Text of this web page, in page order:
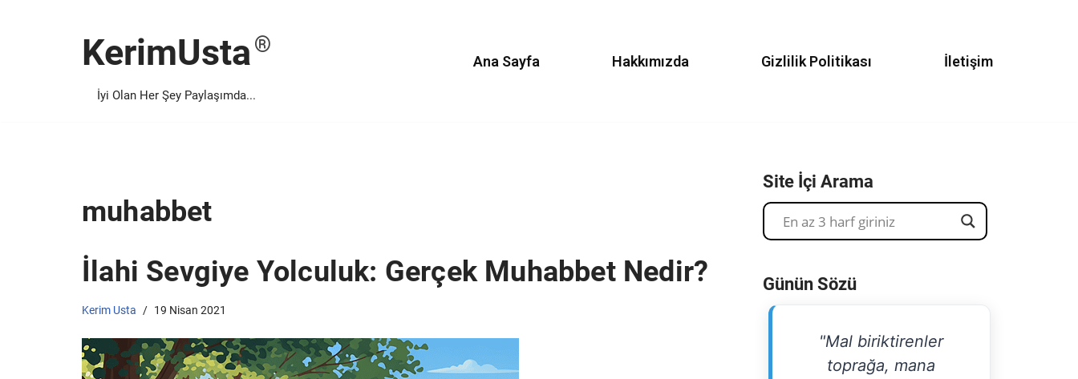
KerimUsta
İyi Olan Her Şey Paylaşımda...
Ana Sayfa Hakkımızda Gizlilik Politikası İletişim
muhabbet
İlahi Sevgiye Yolculuk: Gerçek Muhabbet Nedir?
Kerim Usta 19 Nisan 2021
Site İçi Arama
Günün Sözü
"Mal biriktirenler
toprağa, mana